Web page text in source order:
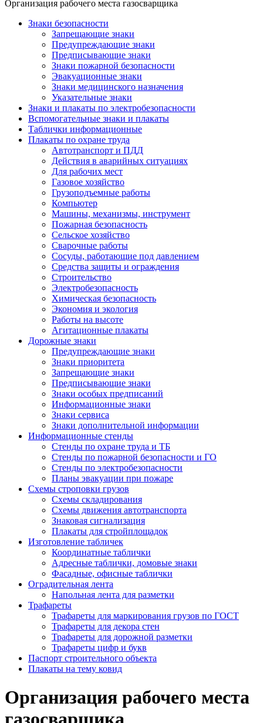
Организация рабочего места газосварщика
Знаки безопасности
Запрещающие знаки
Предупреждающие знаки
Предписывающие знаки
Знаки пожарной безопасности
Эвакуационные знаки
Знаки медицинского назначения
Указательные знаки
Знаки и плакаты по электробезопасности
Вспомогательные знаки и плакаты
Таблички информационные
Плакаты по охране труда
Автотранспорт и ПДД
Действия в аварийных ситуациях
Для рабочих мест
Газовое хозяйство
Грузоподъемные работы
Компьютер
Машины, механизмы, инструмент
Пожарная безопасность
Сельское хозяйство
Сварочные работы
Сосуды, работающие под давлением
Средства защиты и ограждения
Строительство
Электробезопасность
Химическая безопасность
Экономия и экология
Работы на высоте
Агитационные плакаты
Дорожные знаки
Предупреждающие знаки
Знаки приоритета
Запрещающие знаки
Предписывающие знаки
Знаки особых предписаний
Информационные знаки
Знаки сервиса
Знаки дополнительной информации
Информационные стенды
Стенды по охране труда и ТБ
Стенды по пожарной безопасности и ГО
Стенды по электробезопасности
Планы эвакуации при пожаре
Схемы строповки грузов
Схемы складирования
Схемы движения автотранспорта
Знаковая сигнализация
Плакаты для стройплощадок
Изготовление табличек
Координатные таблички
Адресные таблички, домовые знаки
Фасадные, офисные таблички
Оградительная лента
Напольная лента для разметки
Трафареты
Трафареты для маркирования грузов по ГОСТ
Трафареты для декора стен
Трафареты для дорожной разметки
Трафареты цифр и букв
Паспорт строительного объекта
Плакаты на тему ковид
Организация рабочего места